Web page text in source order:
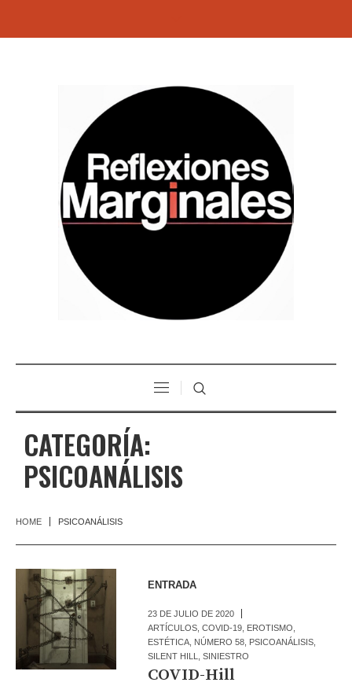
CATEGORÍA:
PSICOANÁLISIS
HOME PSICOANÁLISIS
ENTRADA
23 DE JULIO DE 2020
ARTÍCULOS ,COVID-19 EROTISMO
ESTÉTICA NÚMERO 58 PSICOANÁLISIS
SILENT HILL
,SINIESTRO
COVID-Hill